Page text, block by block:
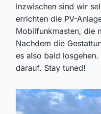
Inzwischen sind wir
errichten die PV-
Mobilfunkmasten, die
Nachdem die
es also bald
darauf. Stay tuned!